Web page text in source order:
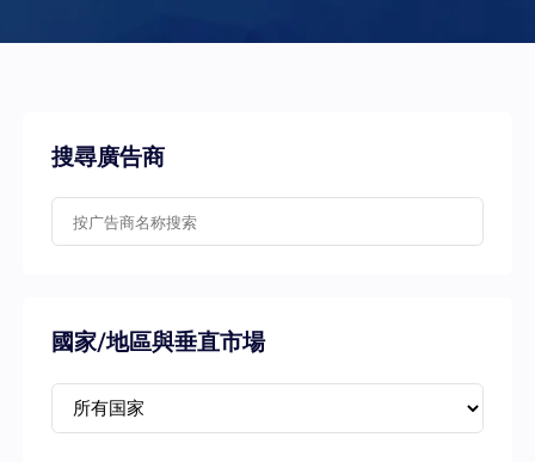
搜尋廣告商
國家/地區與垂直市場